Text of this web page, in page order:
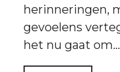
herinneringen,
gevoelens
het nu gaat om…